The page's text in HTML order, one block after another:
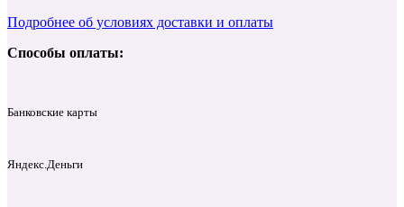
Подробнее об условиях доставки и оплаты
Способы оплаты:
Банковские карты
Яндекс.Деньги